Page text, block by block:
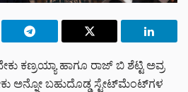
ಕಣ್ರಯ್ಯಾ ಹಾಗೂ ರಾಜ್ ಬಿ ಶೆಟ್ಟಿ ಅವ್ರ
ಅನ್ನೋ ಬಹುದೊಡ್ಡ ಸ್ಟೇಟ್‌‌ಮೆಂಟ್‌‌ಗಳ